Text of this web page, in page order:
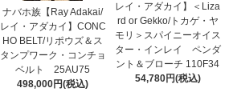
ナバホ族【Ray Adakai/
レイ・アダカイ】CONC
HO BELT/リポウズ＆ス
タンプワーク・コンチョ
ベルト 25AU75
498,000円(税込)
レイ・アダカイ】＜Liza
rd or Gekko/トカゲ・ヤ
モリ＞スパイニーオイス
ター・インレイ ペンダ
ント＆ブローチ 110F34
54,780円(税込)